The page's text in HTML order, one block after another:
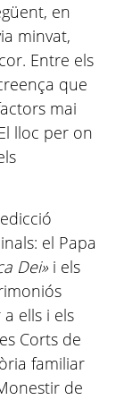
en
minvat,
Entre els
que
mai
lloc per on
el Papa
Dei»i els
ells i els
Corts de
familiar
de